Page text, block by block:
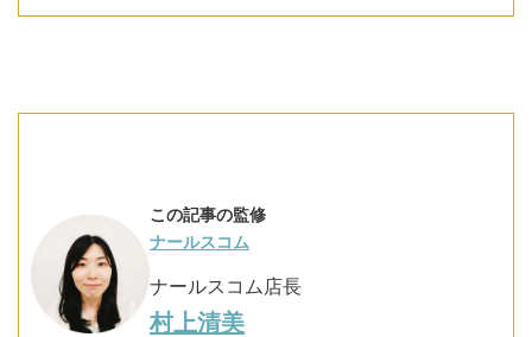
この記事の監修
ナールスコム
ナールスコム店長
村上清美